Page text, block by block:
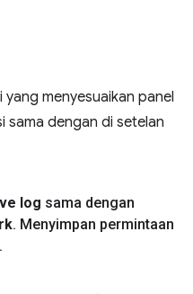
menyesuaikan panel
sama dengan di setelan
log sama dengan
. Menyimpan permintaan
.